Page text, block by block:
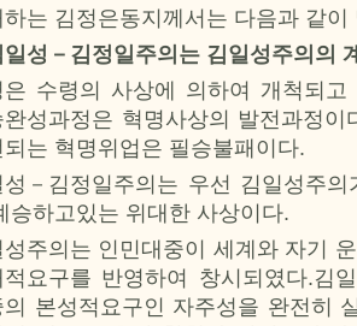
하는 김정은동지께서는 다음과 같이
일성－김정일주의는 김일성주의의
은 수령의 사상에 의하여 개척되
완성과정은 혁명사상의 발전과정
되는 혁명위업은 필승불패이다.
성－김정일주의는 우선 김일성주
승하고있는 위대한 사상이다.
성주의는 인민대중이 세계와 자기
적요구를 반영하여 창시되였다.김
의 본성적요구인 자주성을 완전히